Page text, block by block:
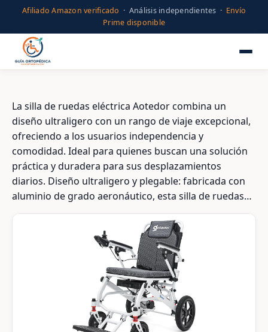
Afiliado Amazon verificado · Análisis independientes · Envío
Prime disponible
La silla de ruedas eléctrica Aotedor combina un
diseño ultraligero con un rango de viaje excepcional,
ofreciendo a los usuarios independencia y
comodidad. Ideal para quienes buscan una solución
práctica y duradera para sus desplazamientos
diarios. Diseño ultraligero y plegable: fabricada con
aluminio de grado aeronáutico, esta silla de ruedas…